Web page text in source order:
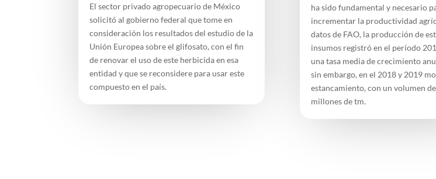
El sector privado agropecuario de México
solicitó al gobierno federal que tome en
consideración los resultados del estudio de la
Unión Europea sobre el glifosato, con el fin
de renovar el uso de este herbicida en esa
entidad y que se reconsidere para usar este
compuesto en el país.
ha sido fundamental y necesario
incrementar la productividad
datos de FAO, la producción de
insumos registró en el período
una tasa media de crecimiento
sin embargo, en el 2018 y 2019
estancamiento, con un volumen
millones de tm.